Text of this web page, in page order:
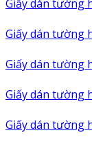
Giấy dán tường
Giấy dán tường
Giấy dán tường
Giấy dán tường
Giấy dán tường